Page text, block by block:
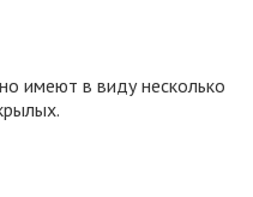
имеют в виду несколько